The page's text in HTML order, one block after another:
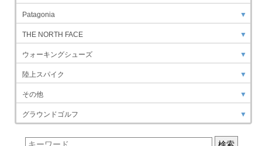
Patagonia ▼
THE NORTH FACE ▼
ウォーキングシューズ ▼
陸上スパイク ▼
その他 ▼
グラウンドゴルフ ▼